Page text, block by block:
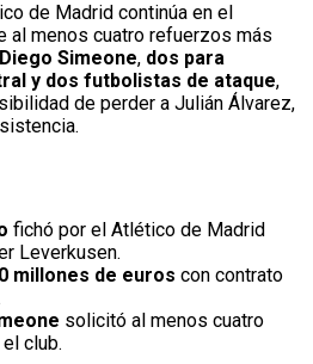
de Madrid continúa en el
al menos cuatro refuerzos más
Diego Simeone, dos para
y dos futbolistas de ataque,
de perder a Julián Álvarez,
fichó por el Atlético de Madrid
Leverkusen.
millones de euros con contrato
solicitó al menos cuatro
club.